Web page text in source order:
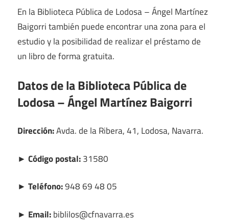
En la Biblioteca Pública de Lodosa – Ángel Martínez
Baigorri también puede encontrar una zona para el
estudio y la posibilidad de realizar el préstamo de
un libro de forma gratuita.
Datos de la Biblioteca Pública de
Lodosa – Ángel Martínez Baigorri
Dirección:Avda. de la Ribera, 41, Lodosa, Navarra.
► Código postal:31580
► Teléfono:948 69 48 05
► Email:biblilos@cfnavarra.es